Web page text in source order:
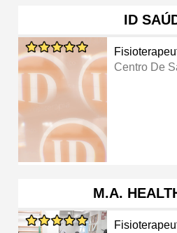
ID
Centro De
M.A.